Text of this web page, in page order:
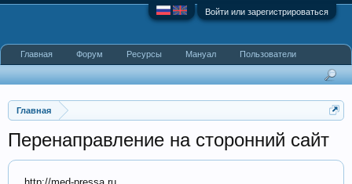
Войти или зарегистрироваться
Главная
Перенаправление на сторонний сайт
Главная Форум Ресурсы Мануал Пользователи